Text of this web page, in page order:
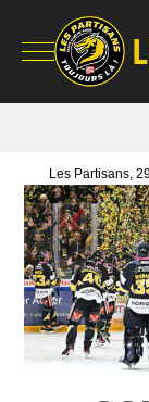
Mobile Menu
Les Partisans,